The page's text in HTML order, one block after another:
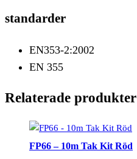
standarder
EN353-2:2002
EN 355
Relaterade produkter
FP66 – 10m Tak Kit Röd